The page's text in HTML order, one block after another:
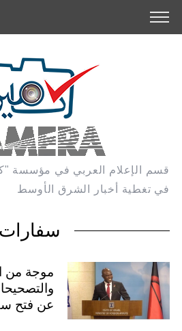
قسم الإعلام العربي في مؤسسة
في تغطية أخبار الشرق الأوسط
سفارات
موجة من
عن فتح